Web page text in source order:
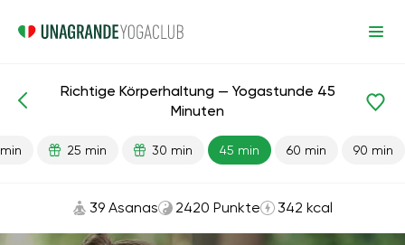
Zurück
Richtige Körperhaltung — Yogastunde 45
Minuten
25 min 30 min 45 min 60 min 90 min
39 Asanas 2420 Punkte 342 kcal